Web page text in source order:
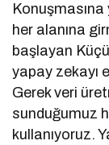
her alanına
başlayan
yapay zekayı
Gerek veri
sunduğumuz
kullanıyoruz.